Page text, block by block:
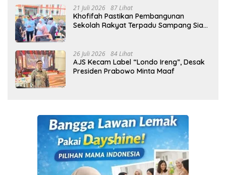
21 Juli 2026 87 Lihat
Khofifah Pastikan Pembangunan
Sekolah Rakyat Terpadu Sampang Siap
26 Juli 2026 84 Lihat
AJS Kecam Label “Londo Ireng”, Desak
Presiden Prabowo Minta Maaf